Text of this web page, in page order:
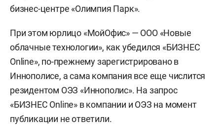
бизнес-центре «Олимпия Парк».
При этом юрлицо «МойОфис» — ООО «Новые
облачные технологии», как убедился «БИЗНЕС
Online», по-прежнему зарегистрировано в
Иннополисе, а сама компания все еще числится
резидентом ОЭЗ «Иннополис». На запрос
«БИЗНЕС Online» в компании и ОЭЗ на момент
публикации не ответили.